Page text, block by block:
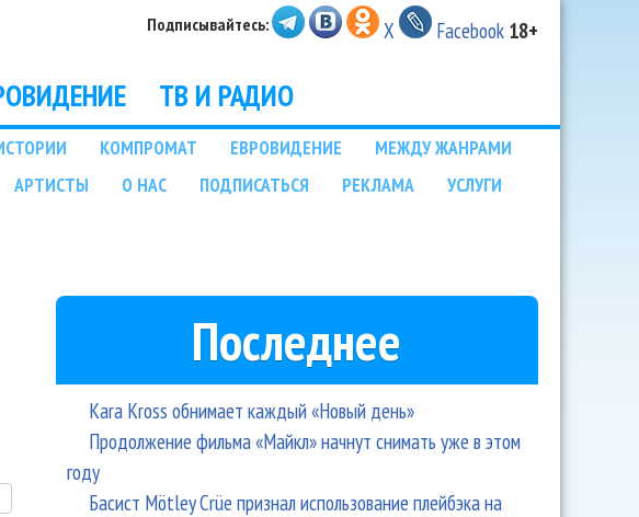
Подписывайтесь: X Facebook 18+
ТВ И РАДИО
КОМПРОМАТ ЕВРОВИДЕНИЕ
МЕЖДУ ЖАНРАМИ
АРТИСТЫ О НАС ПОДПИСАТЬСЯ РЕКЛАМА
УСЛУГИ
Последнее
Kara Kross обнимает каждый «Новый день»
Продолжение фильма «Майкл» начнут снимать уже в этом
году
Басист Mötley Crüe признал использование плейбэка на